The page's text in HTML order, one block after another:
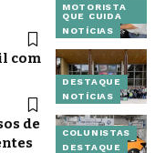
MOTORISTA
QUE CUIDA
NOTÍCIAS
DESTAQUE
NOTÍCIAS
com
COLUNISTAS
DESTAQUE
de